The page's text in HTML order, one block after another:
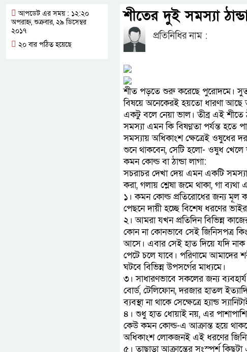
শীতের দুই সমস্যা
প্রতিনিধির নাম :
শীত পড়তে শুরু করেছে পুরোদমে।
বিষয়ে অনেকেরই হয়তো ধারণা আছে
একটু বলে নেয়া ভাল। তীব্র এই শীতে
সমস্যা এমন কি বিষণ্ণতা পর্যন্ত
সমস্যায় অধিকাংশ ক্ষেত্রেই ওষুধের
শুনে থাকবেন, সেটি হলো- ওষুধ খেলে
কমন কোল্ড বা ঠান্ডা লাগা:
সচরাচর দেখা দেয় এমন একটি
করা, গলায় শ্লেষা জমে থাকা, গা ব্যথা
১। কমন কোল্ড প্রতিরোধের জন্য মূল
পেছনে দায়ী হচ্ছে বিশেষ ধরণের
২। আমরা যখন প্রতিদিন বিভিন্ন
কোন না কোনভাবে সেই জিনিসপত্র
আসে। এবার সেই হাত দিয়ে যদি নাক
পেটে চলে যাবে। পরিণামে আমাদের
ঘটবে বিভিন্ন উপসর্গের মাধ্যমে।
৩। সাধারণভাবে সকলের জন্য
বোর্ড, টেলিফোন, দরজার হাতল
ব্যবস্থা না থাকে সেক্ষেত্রে হ্যান্ড
৪। শুধু হাত ধোয়াই নয়, এর পাশাপাশি
কেউ কমন কোল্ড-এ আক্রান্ত হয়ে
অধিকাংশ লোকজনই এই ধরণের
৫। তাছাড়া আক্রান্তের সংস্পর্শ
আপডেট এর সময় : ১২:২০
অপরাহ্ন, শুক্রবার, ২৯ ডিসেম্বর
২০১৭
২০ বার পঠিত হয়েছে